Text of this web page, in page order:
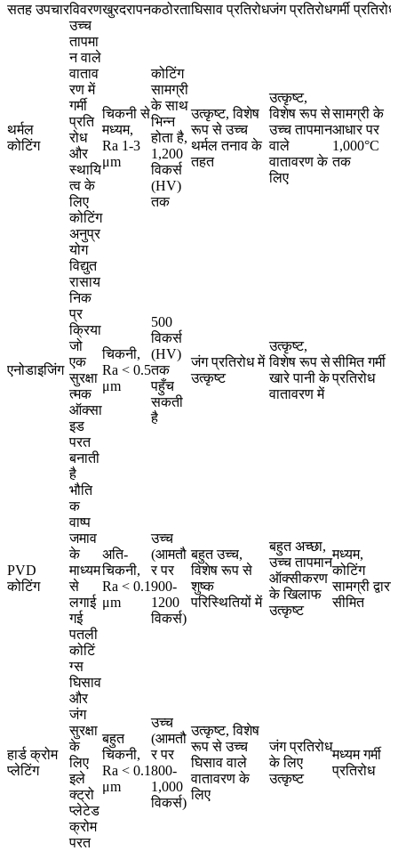
सतह उपचारविवरणखुरदरापनकठोरताघिसाव प्रतिरोधजंग प्रतिरोधगर्मी प्रतिरोध
थर्मल
कोटिंग
उच्च
तापमा
न वाले
वाताव
रण में
गर्मी
प्रति
रोध
और
स्थायि
त्व के
लिए
कोटिंग
अनुप्र
योग
चिकनी से
मध्यम,
Ra 1-3
μm
कोटिंग
सामग्री
के साथ
भिन्न
होता है,
1,200
विकर्स
(HV)
तक
उत्कृष्ट, विशेष
रूप से उच्च
थर्मल तनाव के
तहत
उत्कृष्ट,
विशेष रूप से
उच्च तापमान
वाले
वातावरण के
लिए
सामग्री के
आधार पर
1,000°C
तक
एनोडाइजिंग
विद्युत
रासाय
निक
प्र
क्रिया
जो
एक
सुरक्षा
त्मक
ऑक्सा
इड
परत
बनाती
है
चिकनी,
Ra < 0.5
μm
500
विकर्स
(HV)
तक
पहुँच
सकती
है
जंग प्रतिरोध में
उत्कृष्ट
उत्कृष्ट,
विशेष रूप से
खारे पानी के
वातावरण में
सीमित गर्मी
प्रतिरोध
PVD
कोटिंग
भौति
क
वाष्प
जमाव
के
माध्यम
से
लगाई
गई
पतली
कोटिं
ग्स
अति-
चिकनी,
Ra < 0.1
μm
उच्च
(आमतौ
र पर
900-
1200
विकर्स)
बहुत उच्च,
विशेष रूप से
शुष्क
परिस्थितियों में
बहुत अच्छा,
उच्च तापमान
ऑक्सीकरण
के खिलाफ
उत्कृष्ट
मध्यम,
कोटिंग
सामग्री द्वारा
सीमित
हार्ड क्रोम
प्लेटिंग
घिसाव
और
जंग
सुरक्षा
के
लिए
इले
क्ट्रो
प्लेटेड
क्रोम
परत
बहुत
चिकनी,
Ra < 0.1
μm
उच्च
(आमतौ
र पर
800-
1,000
विकर्स)
उत्कृष्ट, विशेष
रूप से उच्च
घिसाव वाले
वातावरण के
लिए
जंग प्रतिरोध
के लिए
उत्कृष्ट
मध्यम गर्मी
प्रतिरोध